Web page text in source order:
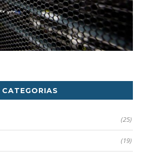
CATEGORIAS
(25)
(19)